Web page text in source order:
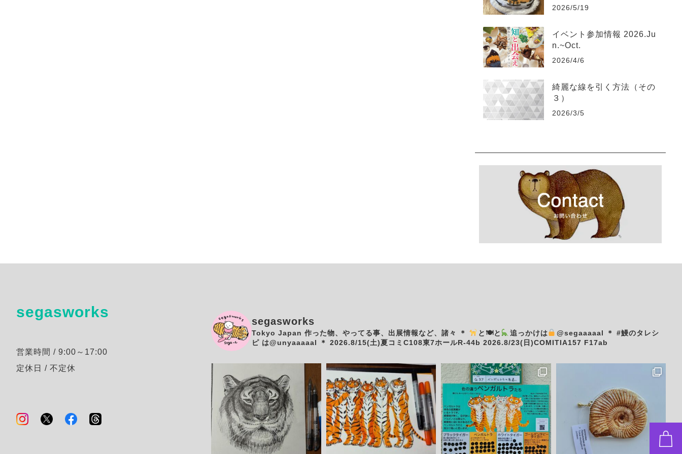
2026/5/19
イベント参加情報 2026.Ju
n.~Oct.
2026/4/6
綺麗な線を引く方法（その
３）
2026/3/5
segasworks
営業時間 / 9:00～17:00
定休日 / 不定休
segasworks
Tokyo Japan 作った物、やってる事、出展情報など、諸々 ＊ と🍽と 追っかけは @segaaaaal ＊
#鰻のタレシ
ピ は@unyaaaaal
＊ 2026.8/15(土)夏コミC108東7ホールR-44b 2026.8/23(日)COMITIA157 F17ab